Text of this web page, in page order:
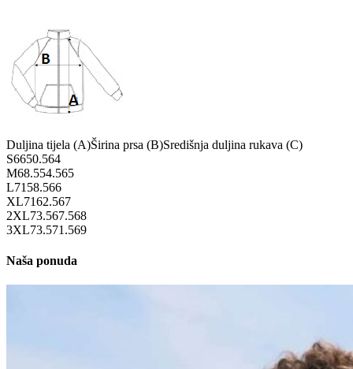
Duljina tijela (A)Širina prsa (B)Središnja duljina rukava (C)
S6650.564
M68.554.565
L71 58.566
XL7162.567
2XL73.567.568
3XL73.571.569
Naša ponuda